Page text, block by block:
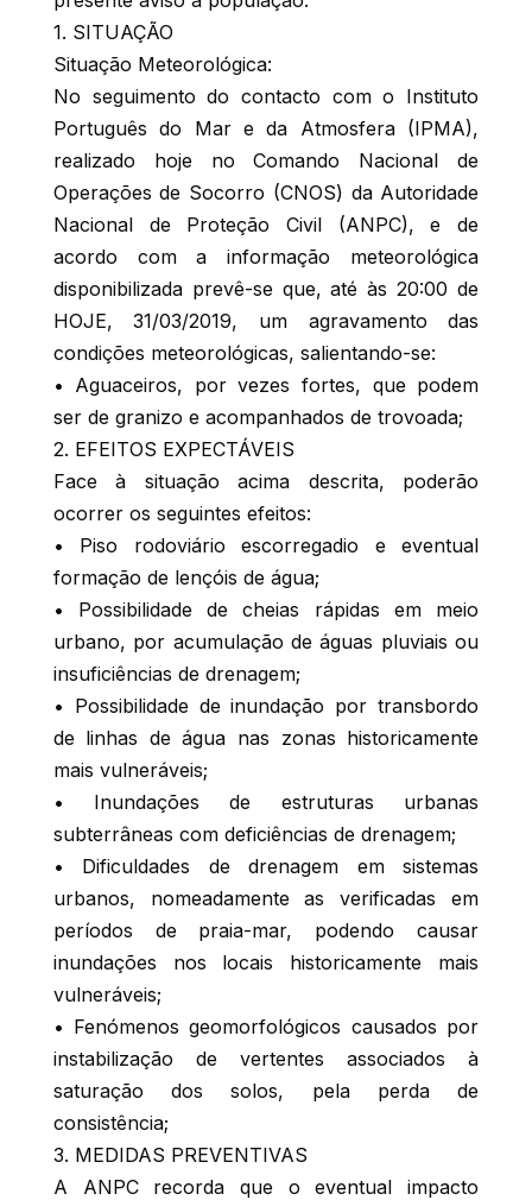
1. SITUAÇÃO
Situação Meteorológica:
No seguimento do contacto com o Instituto
Português do Mar e da Atmosfera (IPMA),
realizado hoje no Comando Nacional de
Operações de Socorro (CNOS) da Autoridade
Nacional de Proteção Civil (ANPC), e de
acordo com a informação meteorológica
disponibilizada prevê-se que, até às 20:00 de
HOJE, 31/03/2019, um agravamento das
condições meteorológicas, salientando-se:
• Aguaceiros, por vezes fortes, que podem
ser de granizo e acompanhados de trovoada;
2. EFEITOS EXPECTÁVEIS
Face à situação acima descrita, poderão
ocorrer os seguintes efeitos:
• Piso rodoviário escorregadio e eventual
formação de lençóis de água;
• Possibilidade de cheias rápidas em meio
urbano, por acumulação de águas pluviais ou
insuficiências de drenagem;
• Possibilidade de inundação por transbordo
de linhas de água nas zonas historicamente
mais vulneráveis;
• Inundações de estruturas urbanas
subterrâneas com deficiências de drenagem;
• Dificuldades de drenagem em sistemas
urbanos, nomeadamente as verificadas em
períodos de praia-mar, podendo causar
inundações nos locais historicamente mais
vulneráveis;
• Fenómenos geomorfológicos causados por
instabilização de vertentes associados à
saturação dos solos, pela perda de
consistência;
3. MEDIDAS PREVENTIVAS
A ANPC recorda que o eventual impacto